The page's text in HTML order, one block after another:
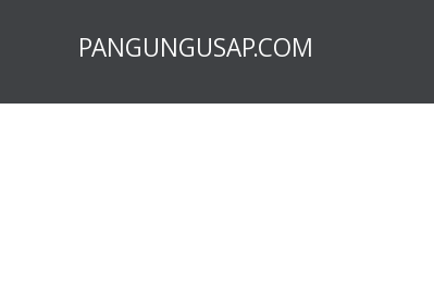
PANGUNGUSAP.COM